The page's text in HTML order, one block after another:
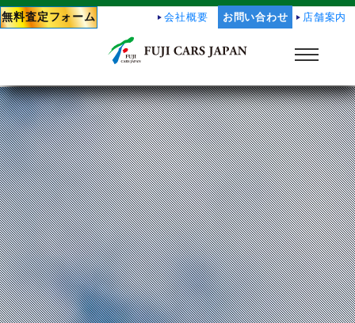
会社概要 お問い合わせ 店舗案内
無料査定フォーム